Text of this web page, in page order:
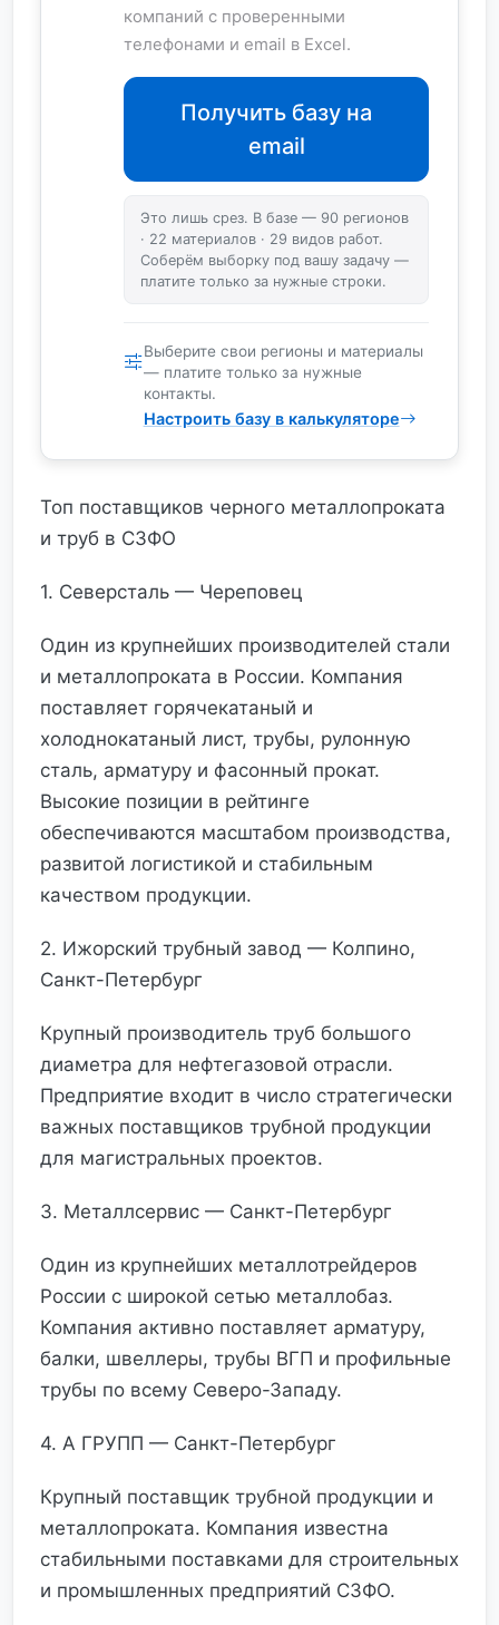
компаний с проверенными
телефонами и email в Excel.
Получить базу на
email
Это лишь срез. В базе — 90 регионов
· 22 материалов · 29 видов работ.
Соберём выборку под вашу задачу —
платите только за нужные строки.
Выберите свои регионы и материалы
— платите только за нужные
контакты.
Настроить базу в калькуляторе
Топ поставщиков черного металлопроката
и труб в СЗФО
1. Северсталь — Череповец
Один из крупнейших производителей стали
и металлопроката в России. Компания
поставляет горячекатаный и
холоднокатаный лист, трубы, рулонную
сталь, арматуру и фасонный прокат.
Высокие позиции в рейтинге
обеспечиваются масштабом производства,
развитой логистикой и стабильным
качеством продукции.
2. Ижорский трубный завод — Колпино,
Санкт-Петербург
Крупный производитель труб большого
диаметра для нефтегазовой отрасли.
Предприятие входит в число стратегически
важных поставщиков трубной продукции
для магистральных проектов.
3. Металлсервис — Санкт-Петербург
Один из крупнейших металлотрейдеров
России с широкой сетью металлобаз.
Компания активно поставляет арматуру,
балки, швеллеры, трубы ВГП и профильные
трубы по всему Северо-Западу.
4. А ГРУПП — Санкт-Петербург
Крупный поставщик трубной продукции и
металлопроката. Компания известна
стабильными поставками для строительных
и промышленных предприятий СЗФО.